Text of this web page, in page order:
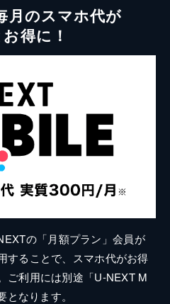
月のスマホ代が
得に！
の「月額プラン」会員が
することで、スマホ代がお得
ご利用には別途「U-NEXT M
なります。